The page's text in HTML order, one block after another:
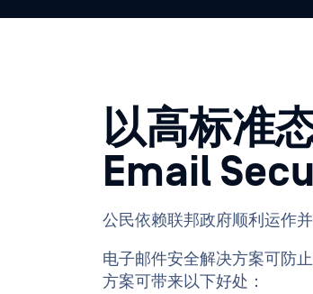
以高标准
Email
公民依赖联邦政府顺利运作并
电子邮件安全解决方案可防
方案可带来以下好处：